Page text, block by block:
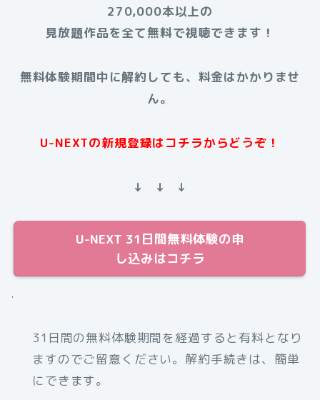
270,000本以上の
見放題作品を全て無料で視聴できます！
無料体験期間中に解約しても、料金はかかりませ
ん。
U-NEXTの新規登録はコチラからどうぞ！
↓ ↓ ↓
U-NEXT 31日間無料体験の申
し込みはコチラ
.
31日間の無料体験期間を経過すると有料となり
ますのでご留意ください。解約手続きは、簡単
にできます。